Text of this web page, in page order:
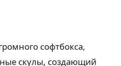
софтбокса,
скулы, создающий